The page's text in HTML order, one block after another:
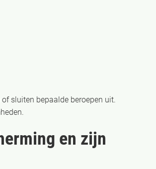
sluiten bepaalde beroepen uit.
en zijn